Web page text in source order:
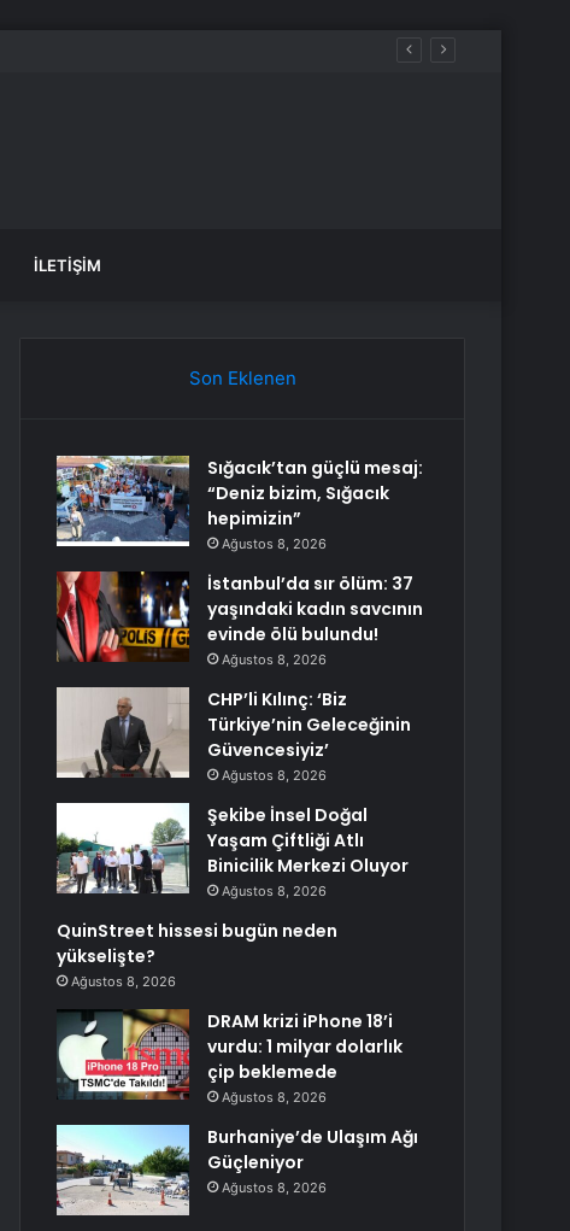
İLETIŞIM
Son Eklenen
Sığacık’tan güçlü mesaj:
“Deniz bizim, Sığacık
hepimizin”
Ağustos 8, 2026
İstanbul’da sır ölüm: 37
yaşındaki kadın savcının
evinde ölü bulundu!
Ağustos 8, 2026
CHP’li Kılınç: ‘Biz
Türkiye’nin Geleceğinin
Güvencesiyiz’
Ağustos 8, 2026
Şekibe İnsel Doğal
Yaşam Çiftliği Atlı
Binicilik Merkezi Oluyor
Ağustos 8, 2026
QuinStreet hissesi bugün neden
yükselişte?
Ağustos 8, 2026
DRAM krizi iPhone 18’i
vurdu: 1 milyar dolarlık
çip beklemede
Ağustos 8, 2026
Burhaniye’de Ulaşım Ağı
Güçleniyor
Ağustos 8, 2026